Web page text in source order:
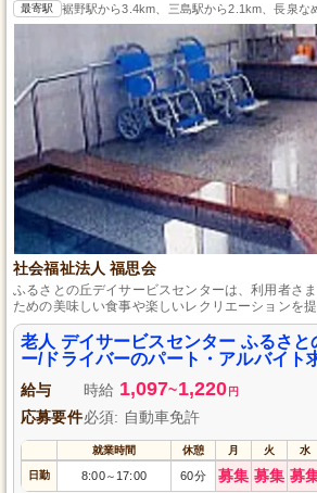
最寄駅 裾野駅から3.4km、三島駅から2.1km、長泉な
社会福祉法人 福思会
ふるさとの丘デイサービスセンターは、利用者さ
ための美味しい食事や楽しいレクリエーションを
れた環境でサポートしています。
老人 デイサービスセンター ふるさと
ー/ドライバーのパート・アルバイト
給与 時給 1,097~1,220 円
応募要件必須: 自動車免許
就業時間 休憩 月 火 水
日勤 8:00～ 17:00 60分 募集 募集 募